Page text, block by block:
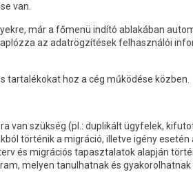
van.
már a főmenü indító ablakában
az adatrögzítések felhasználói
tartalékokat hoz a cég működése közben.
van szükség (pl.: duplikált ügyfelek,
történik a migráció, illetve igény
és migrációs tapasztalatok alapján
melyen tanulhatnak és